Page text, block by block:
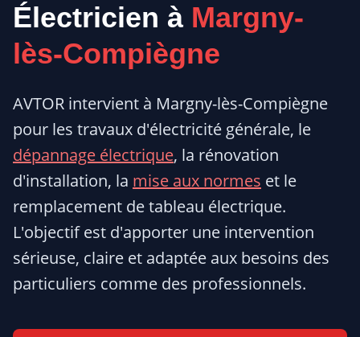
Électricien à Margny-
lès-Compiègne
AVTOR intervient à Margny-lès-Compiègne
pour les travaux d'électricité générale, le
dépannage électrique, la rénovation
d'installation, la mise aux normes et le
remplacement de tableau électrique.
L'objectif est d'apporter une intervention
sérieuse, claire et adaptée aux besoins des
particuliers comme des professionnels.